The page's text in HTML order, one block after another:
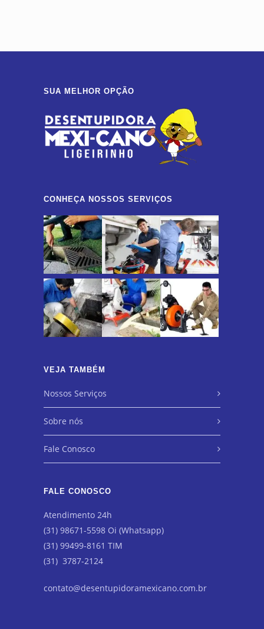
SUA MELHOR OPÇÃO
CONHEÇA NOSSOS SERVIÇOS
VEJA TAMBÉM
Nossos Serviços
Sobre nós
Fale Conosco
FALE CONOSCO
Atendimento 24h
(31) 98671-5598 Oi (Whatsapp)
(31) 99499-8161 TIM
(31) 3787-2124
contato@desentupidoramexicano.com.br